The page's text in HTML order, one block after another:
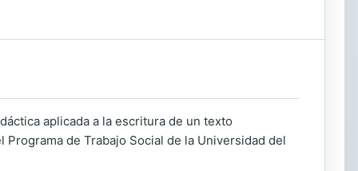
aplicada a la escritura de un texto
de Trabajo Social de la Universidad del